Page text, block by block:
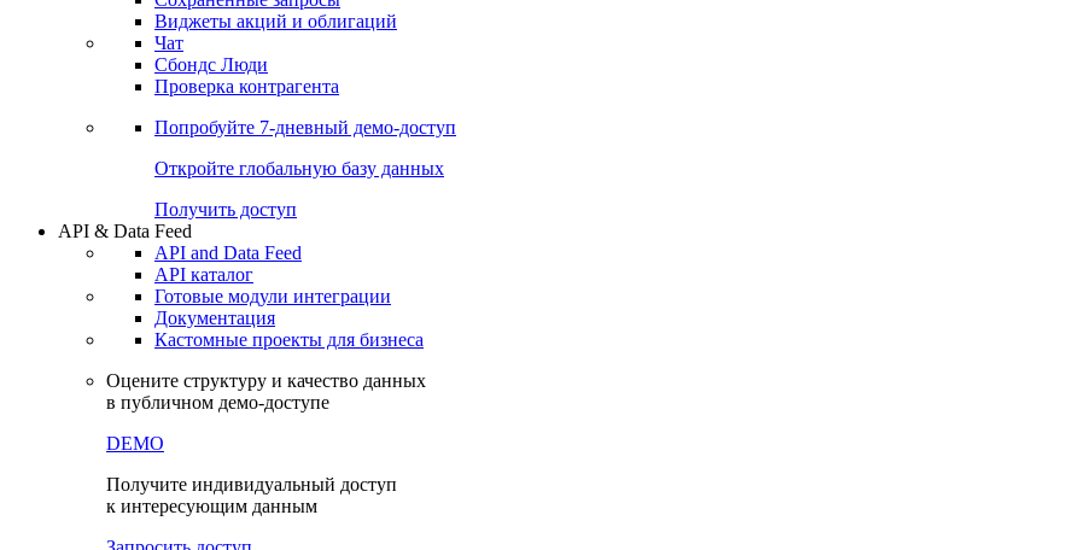
Виджеты акций и облигаций
Чат
Сбондс Люди
Проверка контрагента
Попробуйте 7-дневный демо-доступ
Откройте глобальную базу данных
Получить доступ
API & Data Feed
API and Data Feed
API каталог
Готовые модули интеграции
Документация
Кастомные проекты для бизнеса
Оцените структуру и качество данных
в публичном демо-доступе
DEMO
Получите индивидуальный доступ
к интересующим данным